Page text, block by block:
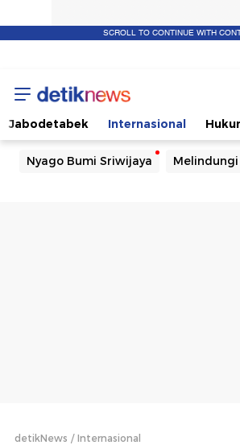
SCROLL TO CONTINUE WITH
Jabodetabek Internasional
Nyago Bumi Sriwijaya
detikNews Internasional